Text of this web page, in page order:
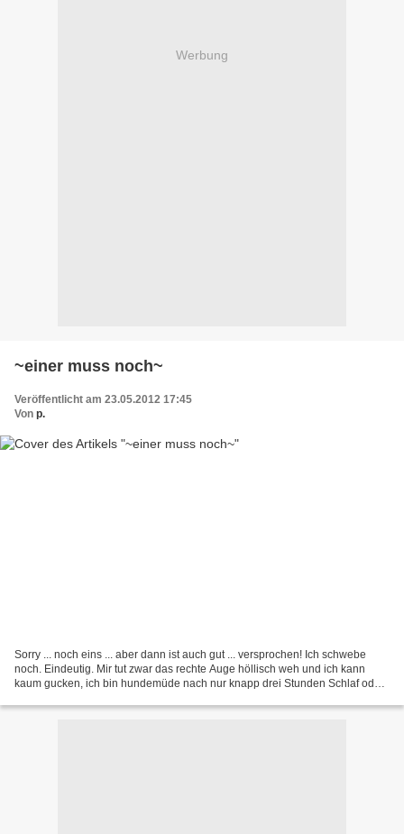
Werbung
~einer muss noch~
Veröffentlicht am 23.05.2012 17:45
Von p.
Sorry ... noch eins ... aber dann ist auch gut ... versprochen! Ich schwebe
noch. Eindeutig. Mir tut zwar das rechte Auge höllisch weh und ich kann
kaum gucken, ich bin hundemüde nach nur knapp drei Stunden Schlaf oder